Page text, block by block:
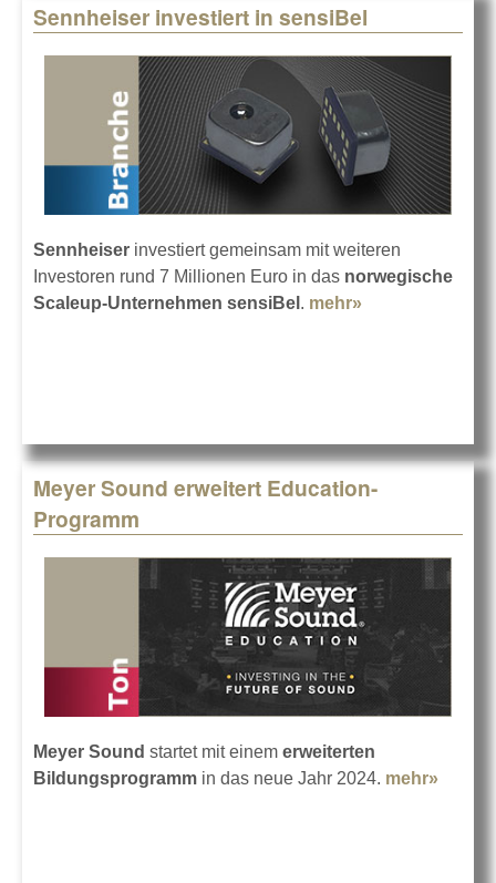
Sennheiser investiert in sensiBel
Sennheiser investiert gemeinsam mit weiteren
Investoren rund 7 Millionen Euro in das norwegische
Scaleup-Unternehmen sensiBel . mehr»
Meyer Sound erweitert Education-
Programm
Meyer Sound startet mit einem erweiterten
Bildungsprogramm in das neue Jahr 2024. mehr»